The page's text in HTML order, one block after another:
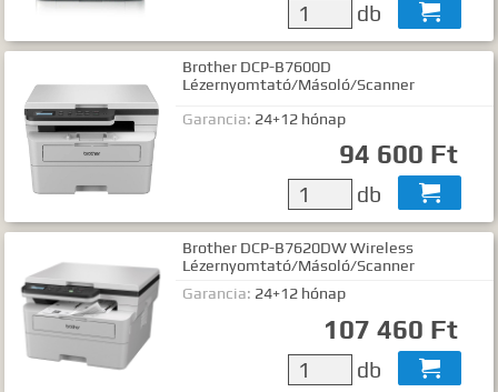
db 
Brother DCP-B7600D
Lézernyomtató/Másoló/Scanner
Garancia: 24+12 hónap
94 600 Ft
db 
Brother DCP-B7620DW Wireless
Lézernyomtató/Másoló/Scanner
Garancia: 24+12 hónap
107 460 Ft
db 